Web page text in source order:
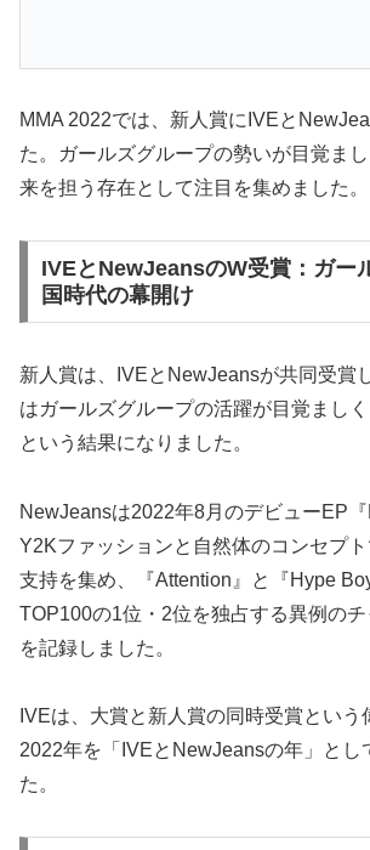
MMA 2022では、新人賞にIVEと
た。ガールズグループの勢いが目覚ま
来を担う存在として注目を集めました。
IVEとNewJeansのW受賞：ガー
国時代の幕開け
新人賞は、IVEとNewJeansが共同受賞
はガールズグループの活躍が目覚まし
という結果になりました。
NewJeansは2022年8月のデビューEP『
Y2Kファッションと自然体のコンセプ
支持を集め、『Attention』と『Hype
TOP100の1位・2位を独占する異例の
を記録しました。
IVEは、大賞と新人賞の同時受賞という
2022年を「IVEとNewJeansの年」とし
た。